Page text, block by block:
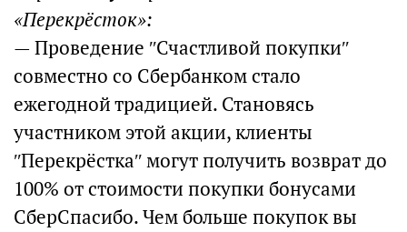
«Перекрёсток»:
— Проведение ʺСчастливой покупкиʺ
совместно со Сбербанком стало
ежегодной традицией. Становясь
участником этой акции, клиенты
ʺПерекрёсткаʺ могут получить возврат до
100% от стоимости покупки бонусами
СберСпасибо. Чем больше покупок вы